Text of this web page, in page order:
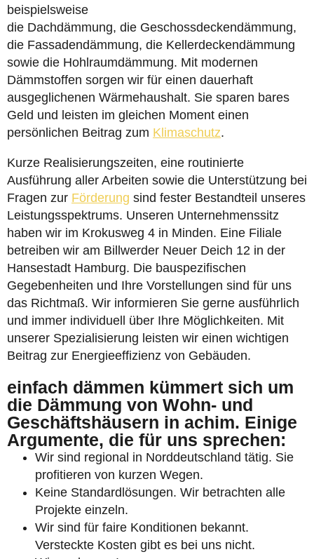
beispielsweise
die Dachdämmung, die Geschossdeckendämmung,
die Fassadendämmung, die Kellerdeckendämmung
sowie die Hohlraumdämmung. Mit modernen
Dämmstoffen sorgen wir für einen dauerhaft
ausgeglichenen Wärmehaushalt. Sie sparen bares
Geld und leisten im gleichen Moment einen
persönlichen Beitrag zum Klimaschutz.
Kurze Realisierungszeiten, eine routinierte
Ausführung aller Arbeiten sowie die Unterstützung bei
Fragen zur Förderung sind fester Bestandteil unseres
Leistungsspektrums. Unseren Unternehmenssitz
haben wir im Krokusweg 4 in Minden. Eine Filiale
betreiben wir am Billwerder Neuer Deich 12 in der
Hansestadt Hamburg. Die bauspezifischen
Gegebenheiten und Ihre Vorstellungen sind für uns
das Richtmaß. Wir informieren Sie gerne ausführlich
und immer individuell über Ihre Möglichkeiten. Mit
unserer Spezialisierung leisten wir einen wichtigen
Beitrag zur Energieeffizienz von Gebäuden.
einfach dämmen kümmert sich um
die Dämmung von Wohn- und
Geschäftshäusern in achim. Einige
Argumente, die für uns sprechen:
Wir sind regional in Norddeutschland tätig. Sie
profitieren von kurzen Wegen.
Keine Standardlösungen. Wir betrachten alle
Projekte einzeln.
Wir sind für faire Konditionen bekannt.
Versteckte Kosten gibt es bei uns nicht.